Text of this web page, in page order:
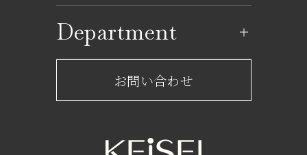
レストラン一覧
ショップからのお知らせ
フロアガイド
Department
サービスのご案内
お問い合わせ